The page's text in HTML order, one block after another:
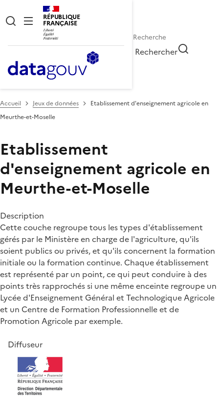
RÉPUBLIQUE
FRANÇAISE
Rechercher
Accueil Jeux de données
Etablissement d'enseignement agricole en
Meurthe-et-Moselle
Etablissement
d'enseignement agricole en
Meurthe-et-Moselle
Description
Cette couche regroupe tous les types d'établissement
gérés par le Ministère en charge de l'agriculture, qu'ils
soient publics ou privés, et qu'ils concernent la formation
initiale ou la formation continue. Chaque établissement
est représenté par un point, ce qui peut conduire à des
points très rapprochés si une même enceinte regroupe un
Lycée d'Enseignement Général et Technologique Agricole
et un Centre de Formation Professionnelle et de
Promotion Agricole par exemple.
Diffuseur